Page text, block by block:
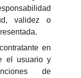
validez o
en
el usuario y
de